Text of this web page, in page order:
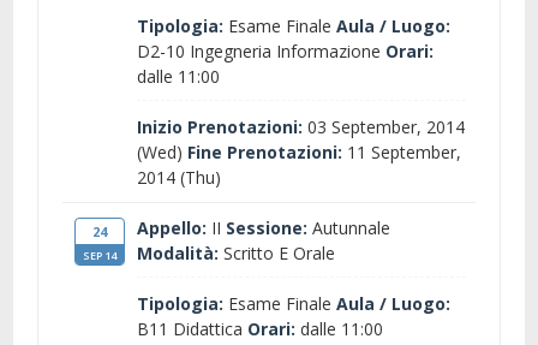
Tipologia: Esame Finale Aula / Luogo:
D2-10 Ingegneria Informazione Orari:
dalle 11:00
Inizio Prenotazioni: 03 September, 2014
(Wed) Fine Prenotazioni: 11 September,
2014 (Thu)
24
SEP 14
Appello: II Sessione: Autunnale
Modalità: Scritto E Orale
Tipologia: Esame Finale Aula / Luogo:
B11 Didattica Orari: dalle 11:00